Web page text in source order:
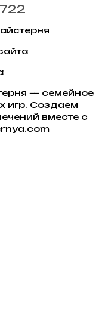
— семейное
игр. Создаем
вместе с